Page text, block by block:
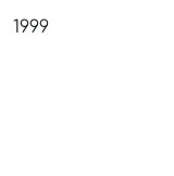
1999